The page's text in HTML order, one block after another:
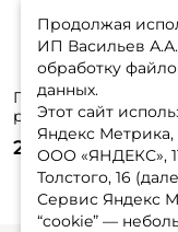
Груза "чебурашки"
разборные Trigger
Baits "Шар" 14гр.
10шт. + 16гр. 10шт.
255 ₽
Продолжая
ИП Васильев
обработку
данных.
Этот сайт
Яндекс
ООО «ЯНДЕКС»,
Толстого, 16
Сервис Яндекс
“cookie” —